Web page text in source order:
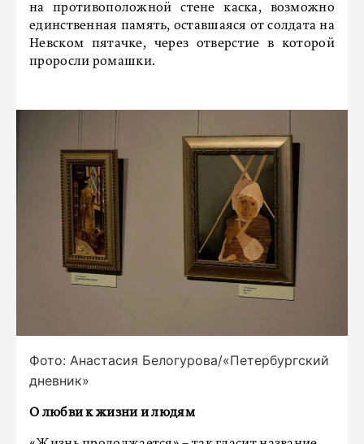
на противоположной стене каска, возможно
единственная память, оставшаяся от солдата на
Невском пятачке, через отверстие в которой
проросли ромашки.
Фото: Анастасия Белогурова/«Петербургский
дневник»
О любви к жизни и людям